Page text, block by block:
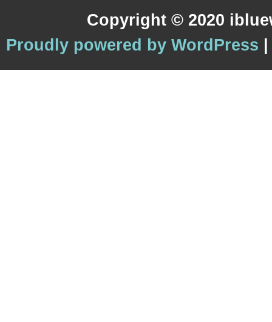
Copyright © 2020
Proudly powered by WordPress